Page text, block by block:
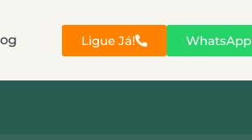
Ligue Já! WhatsApp